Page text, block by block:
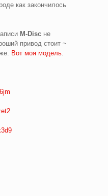
как закончилось
M-Disc не
привод стоит ~
Вот моя модель